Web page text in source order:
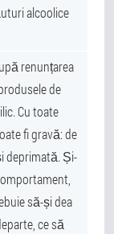
alcoolice
renunțarea
de
Cu toate
fi gravă: de
deprimată. Și-
să-și dea
ce să